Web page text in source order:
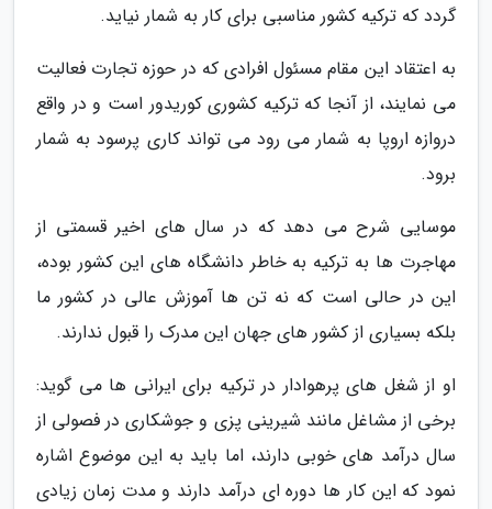
گردد که ترکیه کشور مناسبی برای کار به شمار نیاید.
به اعتقاد این مقام مسئول افرادی که در حوزه تجارت فعالیت
می نمایند، از آنجا که ترکیه کشوری کوریدور است و در واقع
دروازه اروپا به شمار می رود می تواند کاری پرسود به شمار
برود.
موسایی شرح می دهد که در سال های اخیر قسمتی از
مهاجرت ها به ترکیه به خاطر دانشگاه های این کشور بوده،
این در حالی است که نه تن ها آموزش عالی در کشور ما
بلکه بسیاری از کشور های جهان این مدرک را قبول ندارند.
او از شغل های پرهوادار در ترکیه برای ایرانی ها می گوید:
برخی از مشاغل مانند شیرینی پزی و جوشکاری در فصولی از
سال درآمد های خوبی دارند، اما باید به این موضوع اشاره
نمود که این کار ها دوره ای درآمد دارند و مدت زمان زیادی